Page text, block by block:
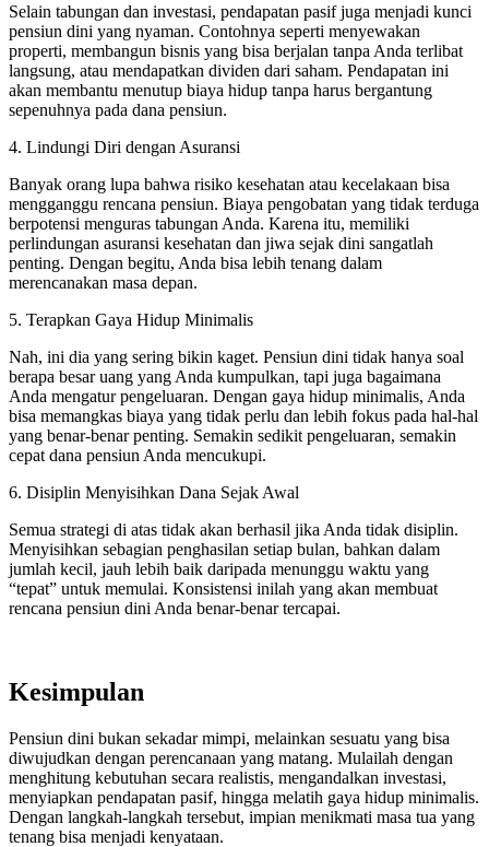
Selain tabungan dan investasi, pendapatan pasif juga menjadi kunci
pensiun dini yang nyaman. Contohnya seperti menyewakan
properti, membangun bisnis yang bisa berjalan tanpa Anda terlibat
langsung, atau mendapatkan dividen dari saham. Pendapatan ini
akan membantu menutup biaya hidup tanpa harus bergantung
sepenuhnya pada dana pensiun.
4. Lindungi Diri dengan Asuransi
Banyak orang lupa bahwa risiko kesehatan atau kecelakaan bisa
mengganggu rencana pensiun. Biaya pengobatan yang tidak terduga
berpotensi menguras tabungan Anda. Karena itu, memiliki
perlindungan asuransi kesehatan dan jiwa sejak dini sangatlah
penting. Dengan begitu, Anda bisa lebih tenang dalam
merencanakan masa depan.
5. Terapkan Gaya Hidup Minimalis
Nah, ini dia yang sering bikin kaget. Pensiun dini tidak hanya soal
berapa besar uang yang Anda kumpulkan, tapi juga bagaimana
Anda mengatur pengeluaran. Dengan gaya hidup minimalis, Anda
bisa memangkas biaya yang tidak perlu dan lebih fokus pada hal-hal
yang benar-benar penting. Semakin sedikit pengeluaran, semakin
cepat dana pensiun Anda mencukupi.
6. Disiplin Menyisihkan Dana Sejak Awal
Semua strategi di atas tidak akan berhasil jika Anda tidak disiplin.
Menyisihkan sebagian penghasilan setiap bulan, bahkan dalam
jumlah kecil, jauh lebih baik daripada menunggu waktu yang
“tepat” untuk memulai. Konsistensi inilah yang akan membuat
rencana pensiun dini Anda benar-benar tercapai.
Kesimpulan
Pensiun dini bukan sekadar mimpi, melainkan sesuatu yang bisa
diwujudkan dengan perencanaan yang matang. Mulailah dengan
menghitung kebutuhan secara realistis, mengandalkan investasi,
menyiapkan pendapatan pasif, hingga melatih gaya hidup minimalis.
Dengan langkah-langkah tersebut, impian menikmati masa tua yang
tenang bisa menjadi kenyataan.